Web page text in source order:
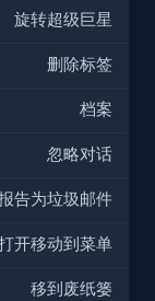
旋转超级巨星
删除标签
档案
忽略对话
告为垃圾邮件
开移动到菜单
移到废纸篓